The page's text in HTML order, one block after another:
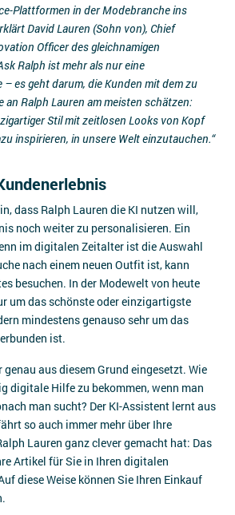
Plattformen in der Modebranche ins
David Lauren (Sohn von), Chief
Officer des gleichnamigen
Ralph ist mehr als nur eine
es geht darum, die Kunden mit dem zu
an Ralph Lauren am meisten schätzen:
Stil mit zeitlosen Looks von Kopf
inspirieren, in unsere Welt einzutauchen.“
dass Ralph Lauren die KI nutzen will,
noch weiter zu personalisieren. Ein
im digitalen Zeitalter ist die Auswahl
nach einem neuen Outfit ist, kann
besuchen. In der Modewelt von heute
um das schönste oder einzigartigste
mindestens genauso sehr um das
ist.
aus diesem Grund eingesetzt. Wie
digitale Hilfe zu bekommen, wenn man
man sucht? Der KI-Assistent lernt aus
so auch immer mehr über Ihre
Lauren ganz clever gemacht hat: Das
Artikel für Sie in Ihren digitalen
diese Weise können Sie Ihren Einkauf